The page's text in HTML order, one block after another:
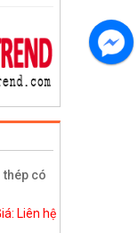
thép có
Liên hệ